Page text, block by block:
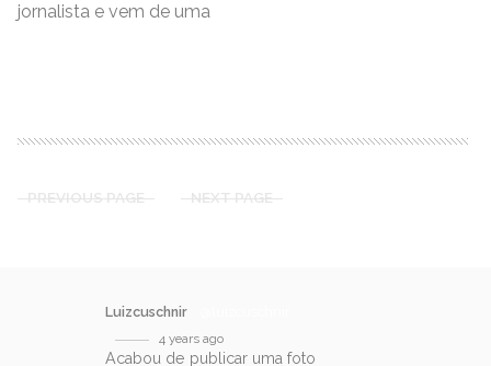
jornalista e vem de uma
PREVIOUS PAGE NEXT PAGE
Luizcuschnir
4 years ago
Acabou de publicar uma foto